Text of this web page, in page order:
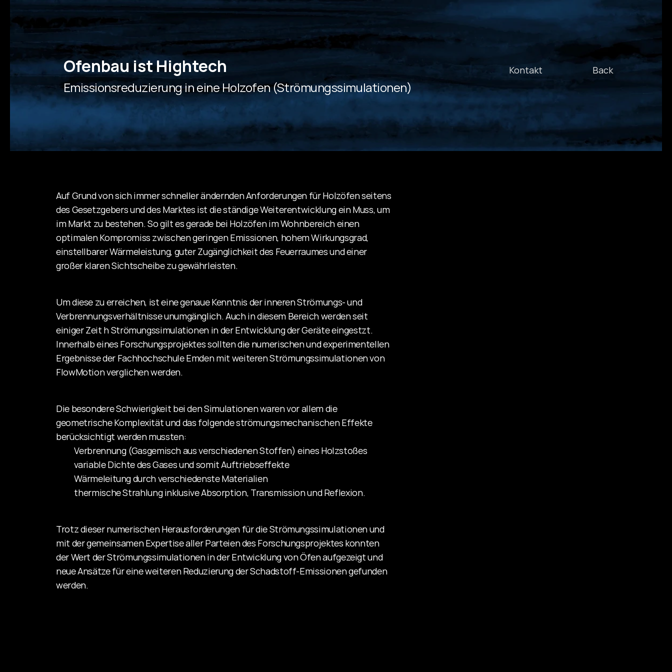
Ofenbau ist Hightech
Emissionsreduzierung in eine Holzofen (Strömungssimulationen)
Kontakt Back
Auf Grund von sich immer schneller ändernden Anforderungen für Holzöfen seitens
des Gesetzgebers und des Marktes ist die ständige Weiterentwicklung ein Muss, um
im Markt zu bestehen. So gilt es gerade bei Holzöfen im Wohnbereich einen
optimalen Kompromiss zwischen geringen Emissionen, hohem Wirkungsgrad,
einstellbarer Wärmeleistung, guter Zugänglichkeit des Feuerraumes und einer
großer klaren Sichtscheibe zu gewährleisten.
Um diese zu erreichen, ist eine genaue Kenntnis der inneren Strömungs- und
Verbrennungsverhältnisse unumgänglich. Auch in diesem Bereich werden seit
einiger Zeit h Strömungssimulationen in der Entwicklung der Geräte eingestzt.
Innerhalb eines Forschungsprojektes sollten die numerischen und experimentellen
Ergebnisse der Fachhochschule Emden mit weiteren Strömungssimulationen von
FlowMotion verglichen werden.
Die besondere Schwierigkeit bei den Simulationen waren vor allem die
geometrische Komplexität und das folgende strömungsmechanischen Effekte
berücksichtigt werden mussten:
Verbrennung (Gasgemisch aus verschiedenen Stoffen) eines Holzstoßes
variable Dichte des Gases und somit Auftriebseffekte
Wärmeleitung durch verschiedenste Materialien
thermische Strahlung inklusive Absorption, Transmission und Reflexion.
Trotz dieser numerischen Herausforderungen für die Strömungssimulationen und
mit der gemeinsamen Expertise aller Parteien des Forschungsprojektes konnten
der Wert der Strömungssimulationen in der Entwicklung von Öfen aufgezeigt und
neue Ansätze für eine weiteren Reduzierung der Schadstoff-Emissionen gefunden
werden.